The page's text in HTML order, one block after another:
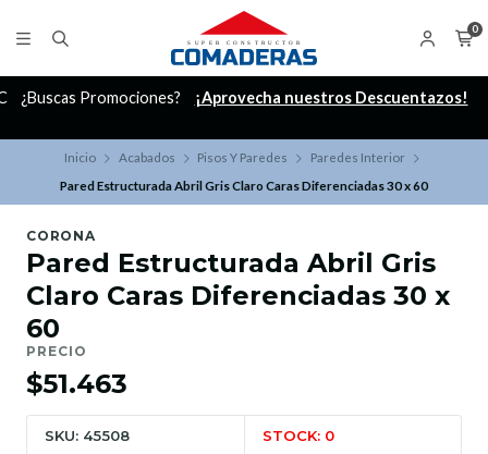
0
¿Buscas Promociones? ¡Aprovecha nuestros Descuentazos!
Inicio Acabados Pisos Y Paredes
Paredes Interior
Pared Estructurada Abril Gris Claro Caras Diferenciadas 30 x 60
CORONA
Pared Estructurada Abril Gris
Claro Caras Diferenciadas 30 x
60
PRECIO
$51.463
SKU: 45508 STOCK: 0